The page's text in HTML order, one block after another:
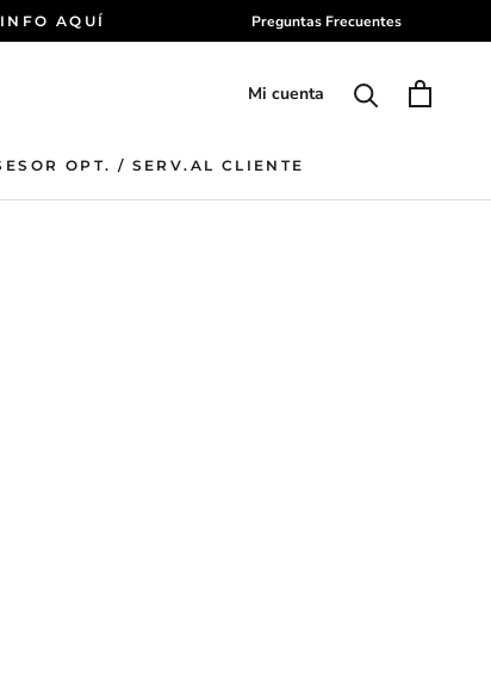
AQUÍ Preguntas Frecuentes
OPT. / SERV.AL CLIENTE
Mi cuenta